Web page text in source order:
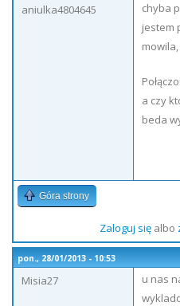
aniulka4804645
chyba
jestem
a czy
beda
Góra strony
Zaloguj sięalbo
pon., 28/01/2013 - 10:53
Misia27
u nas